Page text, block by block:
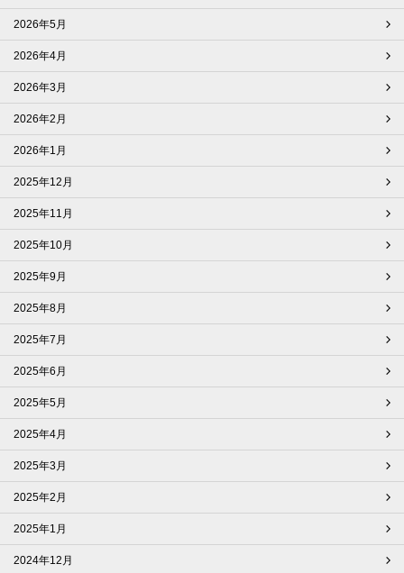
2026年5月
2026年4月
2026年3月
2026年2月
2026年1月
2025年12月
2025年11月
2025年10月
2025年9月
2025年8月
2025年7月
2025年6月
2025年5月
2025年4月
2025年3月
2025年2月
2025年1月
2024年12月